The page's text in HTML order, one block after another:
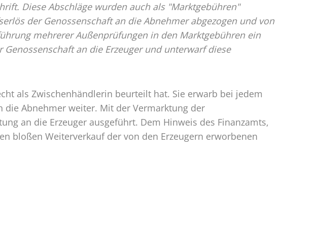
Diese Abschläge wurden auch als "Marktgebühren"
der Genossenschaft an die Abnehmer abgezogen und von
mehrerer Außenprüfungen in den Marktgebühren ein
an die Erzeuger und unterwarf diese
als Zwischenhändlerin beurteilt hat. Sie erwarb bei jedem
die Abnehmer weiter. Mit der Vermarktung der
an die Erzeuger ausgeführt. Dem Hinweis des Finanzamts,
bloßen Weiterverkauf der von den Erzeugern erworbenen